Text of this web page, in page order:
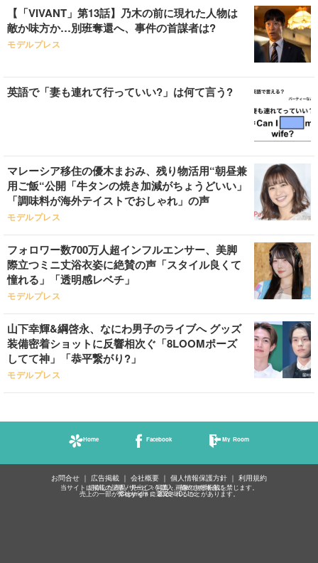
【「VIVANT」第13話】乃木の前に現れた人物は
敵か味方か…別班奪還へ、事件の首謀者は?
モデルプレス
英語で「妻も連れて行っていい?」は何て言う?
マレーシア移住の優木まおみ、残り物活用“朝昼兼
用ご飯“公開「牛タンの焼き加減がちょうどいい」
「調味料が海外テイストでおしゃれ」の声
モデルプレス
フォロワー数700万人超インフルエンサー、美脚
際立つミニ丈浴衣姿に絶賛の声「スタイル良くて
憧れる」「透明感レベチ」
モデルプレス
山下幸輝&綱啓永、なにわ男子のライブへ グッズ
装備密着ショットに反響相次ぐ「8LOOMポーズ
してて神」「恭平繋がり?」
モデルプレス
Home Facebook My Room
お問合せ 広告掲載 会社概要 個人情報保護方針 利用規約
紹介した商品/サービスを購入、契約した場合に、
売上の一部が弊社サイトに還元されることがあります。
当サイトに掲載の記事・見出し・写真・画像の無断転載を禁じます。
Copyright © 2026 IID, Inc.